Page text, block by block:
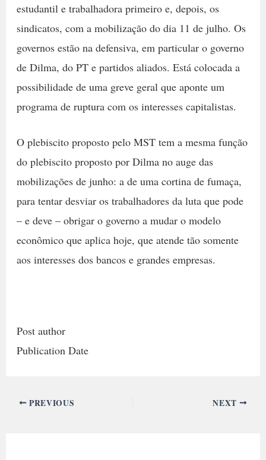
estudantil e trabalhadora primeiro e, depois, os
sindicatos, com a mobilização do dia 11 de julho. Os
governos estão na defensiva, em particular o governo
de Dilma, do PT e partidos aliados. Está colocada a
possibilidade de uma greve geral que aponte um
programa de ruptura com os interesses capitalistas.
O plebiscito proposto pelo MST tem a mesma função
do plebiscito proposto por Dilma no auge das
mobilizações de junho: a de uma cortina de fumaça,
para tentar desviar os trabalhadores da luta que pode
– e deve – obrigar o governo a mudar o modelo
econômico que aplica hoje, que atende tão somente
aos interesses dos bancos e grandes empresas.
Post author
Publication Date
PREVIOUS NEXT